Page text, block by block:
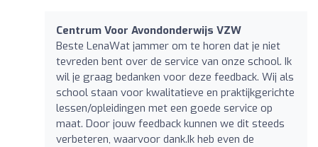
Centrum Voor Avondonderwijs VZW
Beste LenaWat jammer om te horen dat je niet
tevreden bent over de service van onze school. Ik
wil je graag bedanken voor deze feedback. Wij als
school staan voor kwalitatieve en praktijkgerichte
lessen/opleidingen met een goede service op
maat. Door jouw feedback kunnen we dit steeds
verbeteren, waarvoor dank.Ik heb even de